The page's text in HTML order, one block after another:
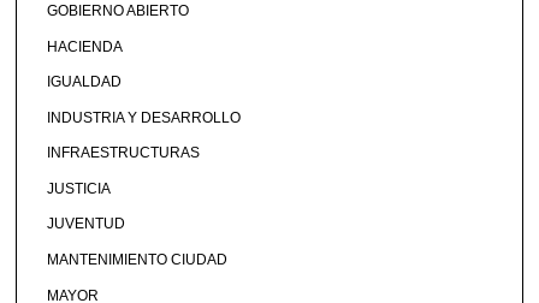
GOBIERNO ABIERTO
HACIENDA
IGUALDAD
INDUSTRIA Y DESARROLLO
INFRAESTRUCTURAS
JUSTICIA
JUVENTUD
MANTENIMIENTO CIUDAD
MAYOR